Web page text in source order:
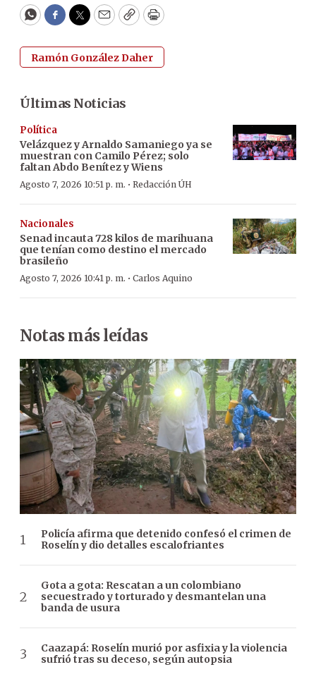
WhatsApp
Facebook
Twitter
EmailCopyPrint
Ramón González Daher
Últimas Noticias
Política
Velázquez y Arnaldo Samaniego ya se
muestran con Camilo Pérez; solo
faltan Abdo Benítez y Wiens
Agosto 7, 2026 10:51 p. m. · Redacción ÚH
Nacionales
Senad incauta 728 kilos de marihuana
que tenían como destino el mercado
brasileño
Agosto 7, 2026 10:41 p. m. · Carlos Aquino
Notas más leídas
Policía afirma que detenido confesó el crimen de
Roselín y dio detalles escalofriantes
Gota a gota: Rescatan a un colombiano
secuestrado y torturado y desmantelan una
banda de usura
Caazapá: Roselín murió por asfixia y la violencia
sufrió tras su deceso, según autopsia